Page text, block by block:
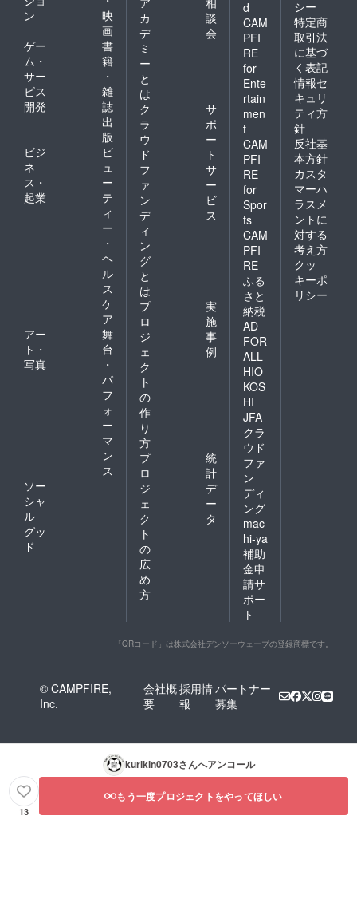
ン
映
画
ゲー
ム・
サー
ビス
開発
書
籍
・
雑
誌
出
版
ビジ
ネ
ス・
起業
ビ
ュ
ー
テ
ィ
ー
・
ヘ
ル
ス
ケ
ア
アー
ト・
写真
舞
台
・
パ
フ
ォ
ー
マ
ン
ス
ソー
シャ
ル
グッ
ド
カ
デ
ミ
ー
と
は
談
会
ク
ラ
ウ
ド
フ
ァ
ン
デ
ィ
ン
グ
と
は
サ
ポ
ー
ト
サ
ー
ビ
ス
プ
ロ
ジ
ェ
ク
ト
の
作
り
方
実
施
事
例
プ
ロ
ジ
ェ
ク
ト
の
広
め
方
統
計
デ
ー
タ
d
CAM
PFI
RE
for
Ente
rtain
men
t
CAM
PFI
RE
for
Spor
ts
CAM
PFI
RE
ふる
さと
納税
AD
FOR
ALL
HIO
KOS
HI
JFA
クラ
ウド
ファ
ン
ディ
ング
mac
hi-ya
補助
金申
請サ
ポー
ト
シー
特定商
取引法
に基づ
く表記
情報セ
キュリ
ティ方
針
反社基
本方針
カスタ
マーハ
ラスメ
ントに
対する
考え方
クッ
キーポ
リシー
「QRコード」は株式会社デンソーウェーブの登録商標です。
© CAMPFIRE,
Inc.
会社概
要
採用情
報
パートナー
募集
kurikin0703さんへアンコール
13
もう一度プロジェクトをやってほしい